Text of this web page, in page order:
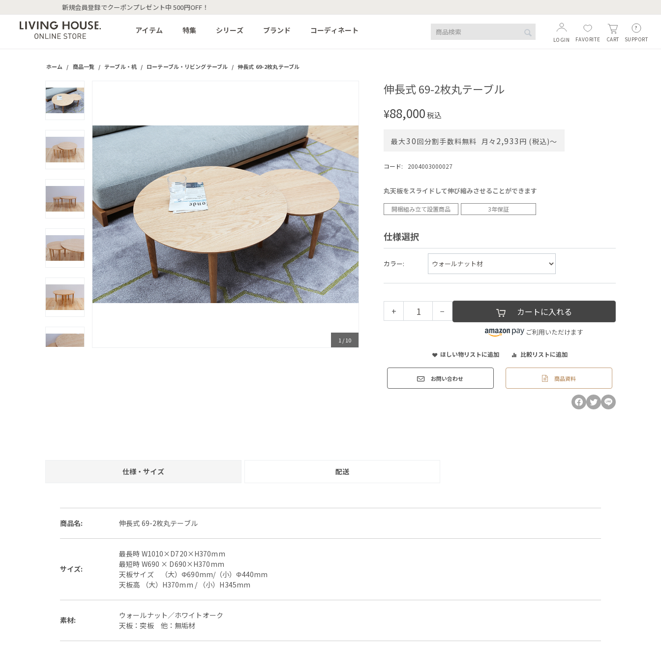
アイテム 特集 シリーズ ブランド コーディネート
SUPPORT
CART
FAVORITE
LOGIN
ホーム / 商品一覧 / テーブル・机 / ローテーブル・リビングテーブル / 伸長式 69-2枚丸テーブル
1 /10
伸長式 69-2枚丸テーブル
¥88,000税込
最大30回分割手数料無料 月々 2,933 円 (税込)〜
コード: 2004003000027
丸天板をスライドして伸び縮みさせることができます
開梱組み立て設置商品 3年保証
仕様選択
カラー:
+ − カートに入れる
ご利用いただけます
ほしい物リストに追加 比較リストに追加
お問い合わせ 商品資料
仕様・サイズ 配送
商品名: 伸長式 69-2枚丸テーブル
サイズ:
最長時 W1010×D720×H370mm
最短時 W690 × D690×H370mm
天板サイズ （大）Φ690mm/（小）Φ440mm
天板高 （大）H370mm / （小）H345mm
素材:
ウォールナット／ホワイトオーク
天板：突板 他：無垢材